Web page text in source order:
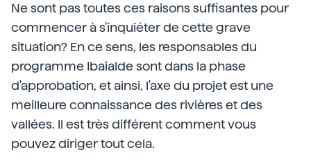
Ne sont pas toutes ces raisons suffisantes pour
commencer à s'inquiéter de cette grave
situation? En ce sens, les responsables du
programme Ibaialde sont dans la phase
d'approbation, et ainsi, l'axe du projet est une
meilleure connaissance des rivières et des
vallées. Il est très différent comment vous
pouvez diriger tout cela.